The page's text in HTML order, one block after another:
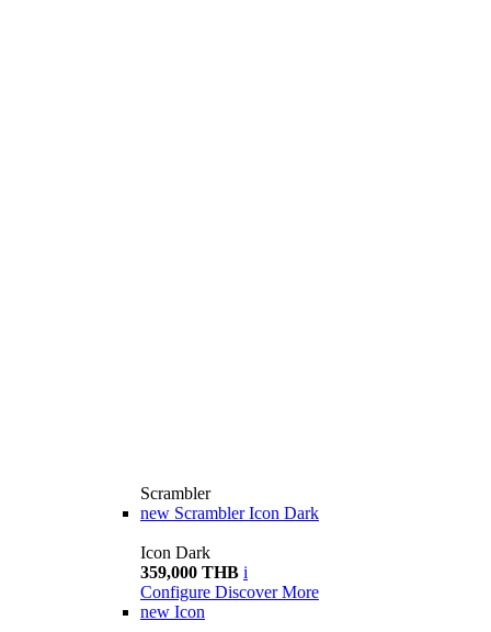
Scrambler
new Scrambler Icon Dark
Icon Dark
359,000 THB i
Configure Discover More
new Icon